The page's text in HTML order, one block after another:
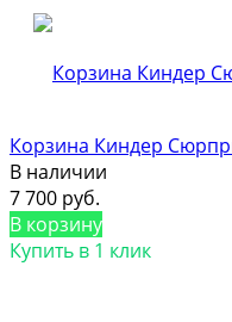
Корзина Киндер
В наличии
7 700 руб.
В корзину
Купить в 1 клик